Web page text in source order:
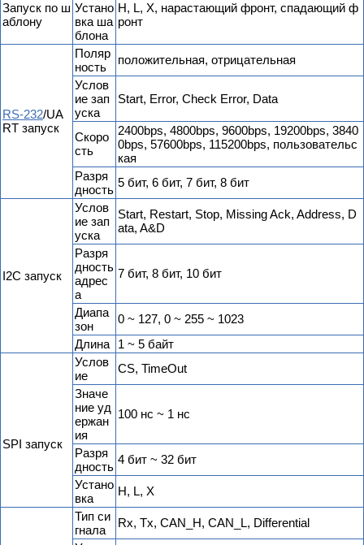
Запуск по ш
аблону
Устано
вка ша
блона
H, L, X, нарастающий фронт, спадающий ф
ронт
RS-232/UA
RT запуск
Поляр
ность
положительная, отрицательная
Услов
ие зап
уска
Start, Error, Check Error, Data
Скоро
сть
2400bps, 4800bps, 9600bps, 19200bps, 3840
0bps, 57600bps, 115200bps, пользовательс
кая
Разря
дность
5 бит, 6 бит, 7 бит, 8 бит
I2C запуск
Услов
ие зап
уска
Start, Restart, Stop, Missing Ack, Address, D
ata, A&D
Разря
дность
адрес
а
7 бит, 8 бит, 10 бит
Диапа
зон
0 ~ 127, 0 ~ 255 ~ 1023
Длина
1 ~ 5 байт
SPI запуск
Услов
ие
CS, TimeOut
Значе
ние уд
ержан
ия
100 нс ~ 1 нс
Разря
дность
4 бит ~ 32 бит
Устано
вка
H, L, X
Тип си
гнала
Rx, Tx, CAN_H, CAN_L, Differential